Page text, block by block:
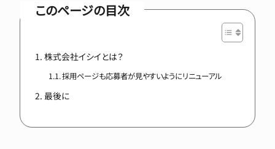
このページの目次
株式会社イシイとは？
採用ページも応募者が見やすいようにリニューアル
最後に